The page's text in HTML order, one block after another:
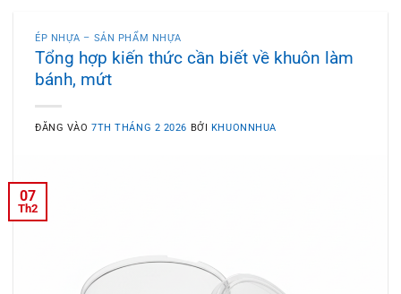
ÉP NHỰA – SẢN PHẨM NHỰA
Tổng hợp kiến thức cần biết về khuôn làm
bánh, mứt
ĐĂNG VÀO7TH THÁNG 2 2026 BỞI KHUONNHUA
07
Th2